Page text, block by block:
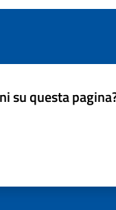
su questa